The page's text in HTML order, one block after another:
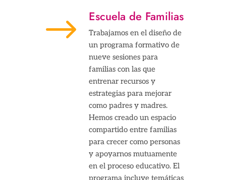
$ Escuela de Familias
Trabajamos en el diseño de
un programa formativo de
nueve sesiones para
familias con las que
entrenar recursos y
estrategias para mejorar
como padres y madres.
Hemos creado un espacio
compartido entre familias
para crecer como personas
y apoyarnos mutuamente
en el proceso educativo. El
programa incluye temáticas